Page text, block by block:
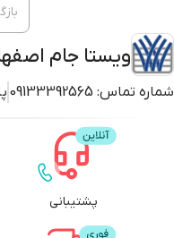
ویستا جام
شماره تماس: 09133392565
پشتیبانی